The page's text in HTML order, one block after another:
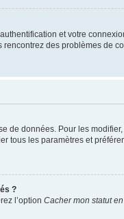
et votre
des problèmes de
de données. Pour les
tous les paramètres et
?
l’option Cacher mon statut